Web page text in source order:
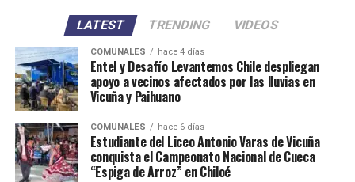
LATEST TRENDING VIDEOS
COMUNALES hace 4 días
Entel y Desafío Levantemos Chile despliegan
apoyo a vecinos afectados por las lluvias en
Vicuña y Paihuano
COMUNALES hace 6 días
Estudiante del Liceo Antonio Varas de Vicuña
conquista el Campeonato Nacional de Cueca
“Espiga de Arroz” en Chiloé